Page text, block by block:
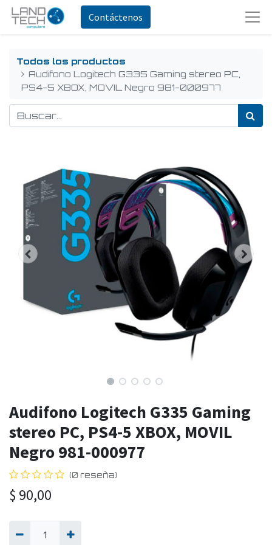
Contáctenos
Todos los productos
Audifono Logitech G335 Gaming stereo PC,
PS4-5 XBOX, MOVIL Negro 981-000977
Audifono Logitech G335 Gaming
stereo PC, PS4-5 XBOX, MOVIL
Negro 981-000977
(0 reseña)
$ 90,00